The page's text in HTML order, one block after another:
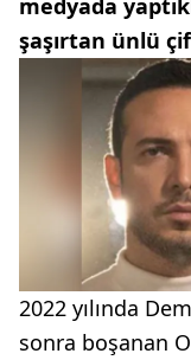
medyada
şaşırtan ünlü
2022 yılında
sonra boşanan